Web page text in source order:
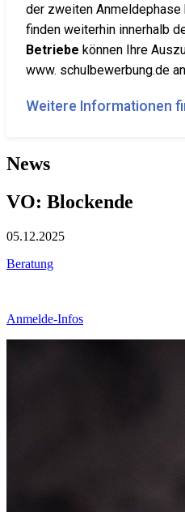
der zweiten Anmeldephase
finden weiterhin innerhalb
Betriebe können Ihre
www. schulbewerbung.de
Weitere Informationen
News
VO: Blockende
05.12.2025
Beratung
Anmelde-Infos